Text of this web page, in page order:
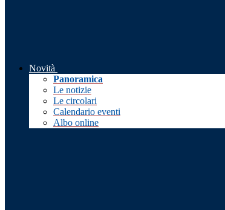
Novità
Panoramica
Le notizie
Le circolari
Calendario eventi
Albo online